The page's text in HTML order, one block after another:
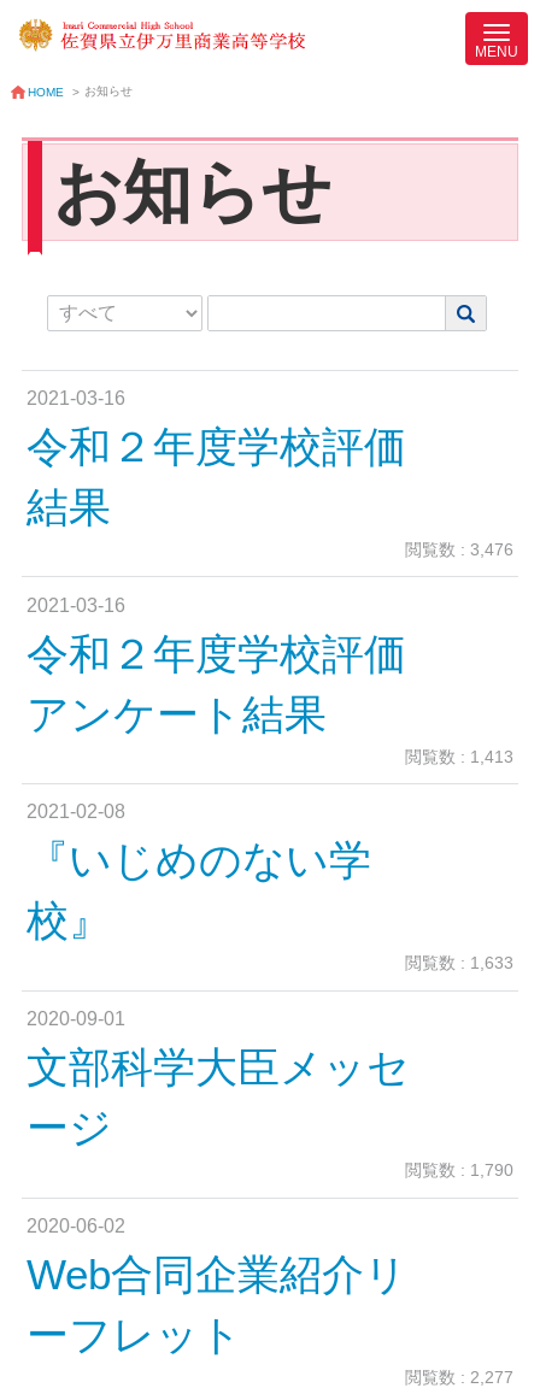
HOME > お知らせ
お知らせ
2021-03-16
令和２年度学校評価
結果
閲覧数 : 3,476
2021-03-16
令和２年度学校評価
アンケート結果
閲覧数 : 1,413
2021-02-08
『いじめのない学
校』
閲覧数 : 1,633
2020-09-01
文部科学大臣メッセ
ージ
閲覧数 : 1,790
2020-06-02
Web合同企業紹介リ
ーフレット
閲覧数 : 2,277